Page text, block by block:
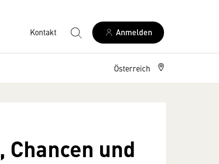
Kontakt Anmelden
Österreich
und